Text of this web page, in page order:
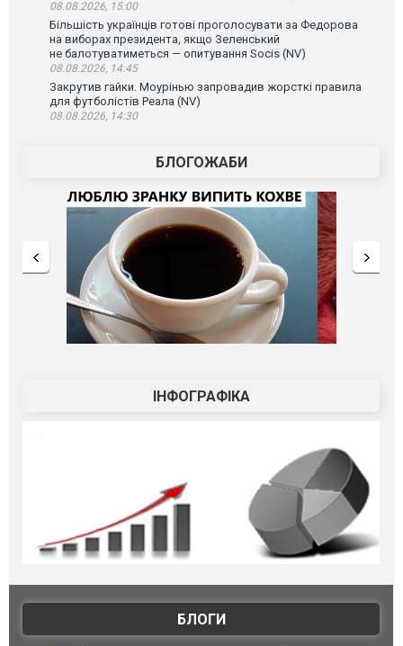
08.08.2026, 15:00
Більшість українців готові проголосувати за Федорова
на виборах президента, якщо Зеленський
не балотуватиметься — опитування Socis (NV)
08.08.2026, 14:45
Закрутив гайки. Моурінью запровадив жорсткі правила
для футболістів Реала (NV)
08.08.2026, 14:30
БЛОГОЖАБИ
ІНФОГРАФІКА
БЛОГИ